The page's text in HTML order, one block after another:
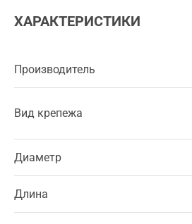
ХАРАКТЕРИСТИКИ
Производитель
Вид крепежа
Диаметр
Длина